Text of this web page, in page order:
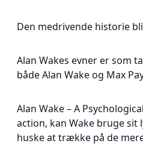
Den medrivende historie
Alan Wakes evner er som
både Alan Wake og Max
Alan Wake – A
action, kan Wake bruge sit
huske at trække på de